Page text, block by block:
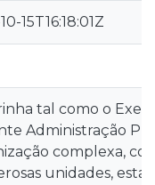
15T16:18:01Z
tal como o
Administração
complexa,
unidades,